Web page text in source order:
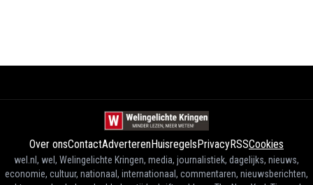
Over onsContactAdverterenHuisregelsPrivacyRSSCookies
wel.nl, wel, Welingelichte Kringen, media, journalistiek, dagelijks, nieuws,
economie, cultuur, nationaal, internationaal, commentaren, nieuwsberichten,